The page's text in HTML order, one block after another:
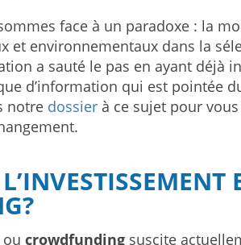
face à un paradoxe : la
et environnementaux dans la
a sauté le pas en ayant déjà
d’information qui est pointée
notre dossier à ce sujet pour
crowdfunding suscite